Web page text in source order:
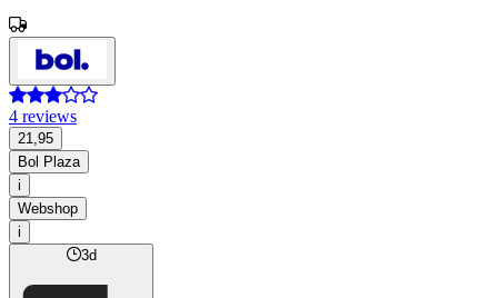
4 reviews
21,95
Bol Plaza
i
Webshop
i
3d